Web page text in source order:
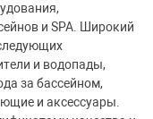
и SPA. Широкий
и водопады,
за бассейном,
и аксессуары.